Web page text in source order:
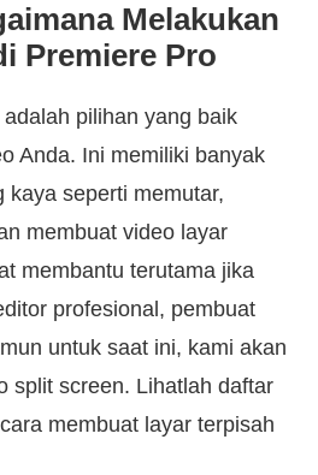
Melakukan
Premiere Pro
pilihan yang baik
Anda. Ini memiliki banyak
kaya seperti memutar,
membuat video layar
membantu terutama jika
profesional, pembuat
untuk saat ini, kami akan
split screen. Lihatlah daftar
membuat layar terpisah